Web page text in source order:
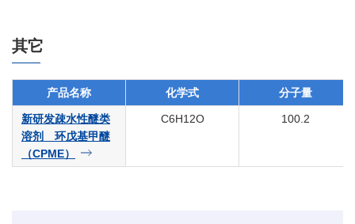
其它
产品名称 化学式 分子量
新研发疎水性醚类
溶剂 环戊基甲醚
（CPME）
C6H12O 100.2